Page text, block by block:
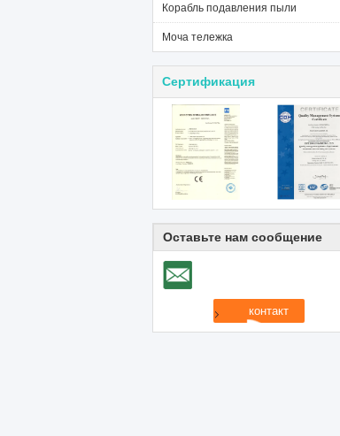
Корабль подавления пыли
Моча тележка
Сертификация
Оставьте нам сообщение